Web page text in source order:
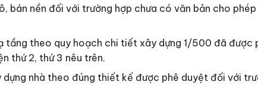
bán nền đối với trường hợp chưa có văn bản cho
theo quy hoạch chi tiết xây dựng 1/500 đã được
thứ 2, thứ 3 nêu trên.
nhà theo đúng thiết kế được phê duyệt đối với